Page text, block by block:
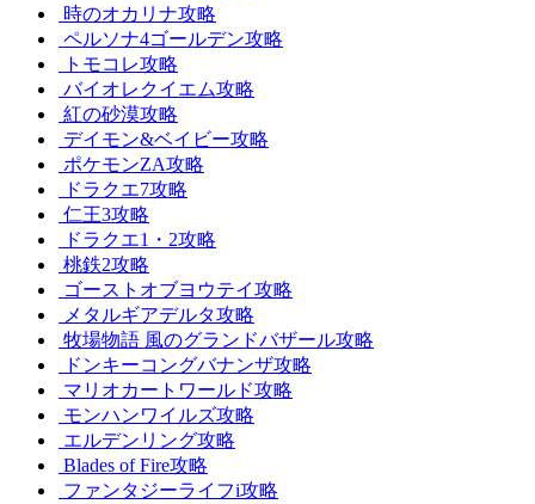
時のオカリナ攻略
ペルソナ4ゴールデン攻略
トモコレ攻略
バイオレクイエム攻略
紅の砂漠攻略
デイモン&ベイビー攻略
ポケモンZA攻略
ドラクエ7攻略
仁王3攻略
ドラクエ1・2攻略
桃鉄2攻略
ゴーストオブヨウテイ攻略
メタルギアデルタ攻略
牧場物語 風のグランドバザール攻略
ドンキーコングバナンザ攻略
マリオカートワールド攻略
モンハンワイルズ攻略
エルデンリング攻略
Blades of Fire攻略
ファンタジーライフi攻略